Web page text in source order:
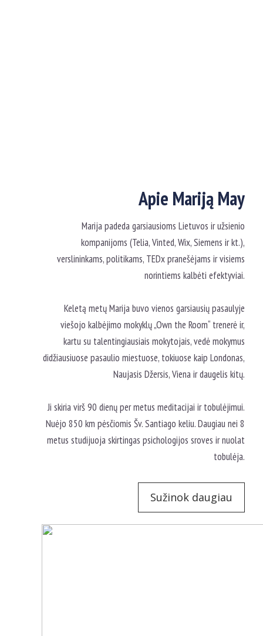
Apie Mariją May
Marija padeda garsiausioms Lietuvos ir užsienio
kompanijoms (Telia, Vinted, Wix, Siemens ir kt.),
verslininkams, politikams, TEDx pranešėjams ir visiems
norintiems kalbėti efektyviai.
Keletą metų Marija buvo vienos garsiausių pasaulyje
viešojo kalbėjimo mokyklų „Own the Room“ trenerė ir,
kartu su talentingiausiais mokytojais, vedė mokymus
didžiausiuose pasaulio miestuose, tokiuose kaip Londonas,
Naujasis Džersis, Viena ir daugelis kitų.
Ji skiria virš 90 dienų per metus meditacijai ir tobulėjimui.
Nuėjo 850 km pėsčiomis Šv. Santiago keliu. Daugiau nei 8
metus studijuoja skirtingas psichologijos sroves ir nuolat
tobulėja.
Sužinok daugiau